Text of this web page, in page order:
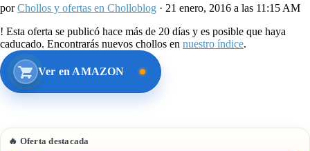
porChollos y ofertas en Cholloblog · 21 enero, 2016 a las 11:15 AM
! Esta oferta se publicó hace más de 20 días y es posible que haya
caducado. Encontrarás nuevos chollos en nuestro índice.
Ver en AMAZON
🔥 Oferta destacada